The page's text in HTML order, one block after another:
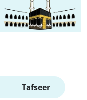
Tafseer